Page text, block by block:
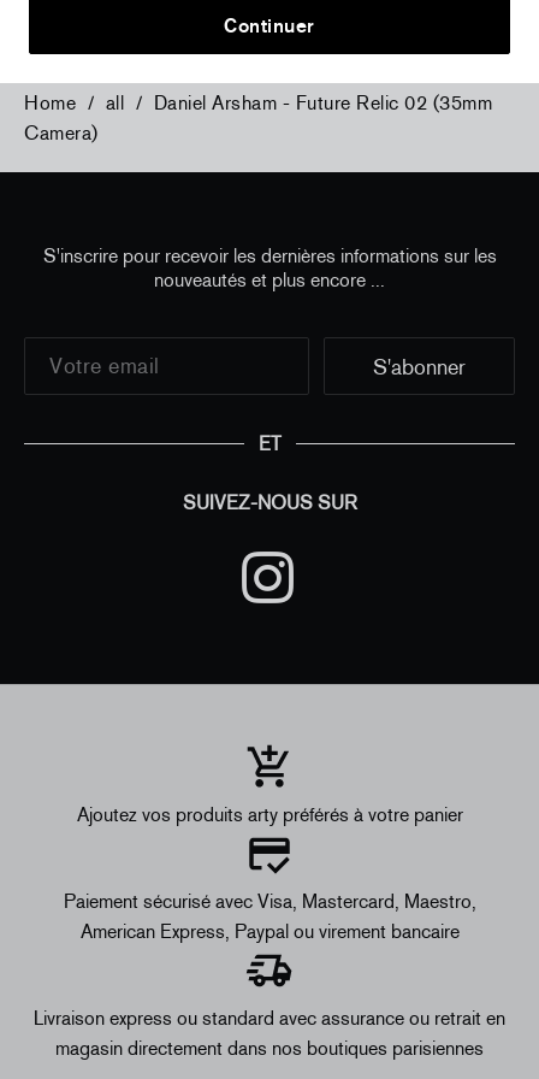
Home / all / Daniel Arsham - Future Relic 02 (35mm
Camera)
S'inscrire pour recevoir les dernières informations sur les
nouveautés et plus encore ...
ET
SUIVEZ-NOUS SUR
Ajoutez vos produits arty préférés à votre panier
Paiement sécurisé avec Visa, Mastercard, Maestro,
American Express, Paypal ou virement bancaire
Livraison express ou standard avec assurance ou retrait en
magasin directement dans nos boutiques parisiennes
Continuer